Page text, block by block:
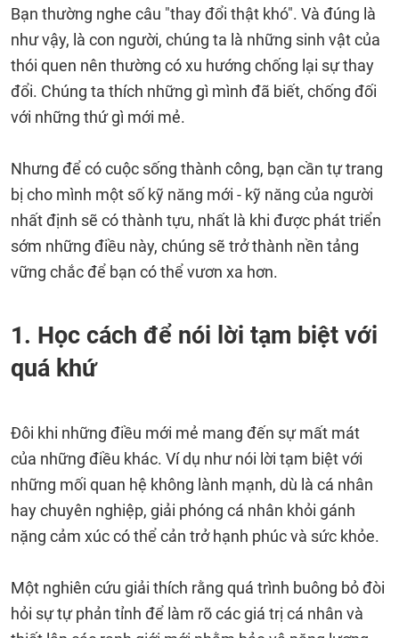
Bạn thường nghe câu "thay đổi thật khó". Và đúng là
như vậy, là con người, chúng ta là những sinh vật của
thói quen nên thường có xu hướng chống lại sự thay
đổi. Chúng ta thích những gì mình đã biết, chống đối
với những thứ gì mới mẻ.
Nhưng để có cuộc sống thành công, bạn cần tự trang
bị cho mình một số kỹ năng mới - kỹ năng của người
nhất định sẽ có thành tựu, nhất là khi được phát triển
sớm những điều này, chúng sẽ trở thành nền tảng
vững chắc để bạn có thể vươn xa hơn.
1. Học cách để nói lời tạm biệt với
quá khứ
Đôi khi những điều mới mẻ mang đến sự mất mát
của những điều khác. Ví dụ như nói lời tạm biệt với
những mối quan hệ không lành mạnh, dù là cá nhân
hay chuyên nghiệp, giải phóng cá nhân khỏi gánh
nặng cảm xúc có thể cản trở hạnh phúc và sức khỏe.
Một nghiên cứu giải thích rằng quá trình buông bỏ đòi
hỏi sự tự phản tỉnh để làm rõ các giá trị cá nhân và